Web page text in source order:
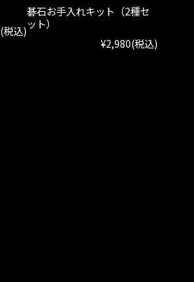
(税込)
碁石お手入れキット（2種セ
ット）
¥2,980(税込)